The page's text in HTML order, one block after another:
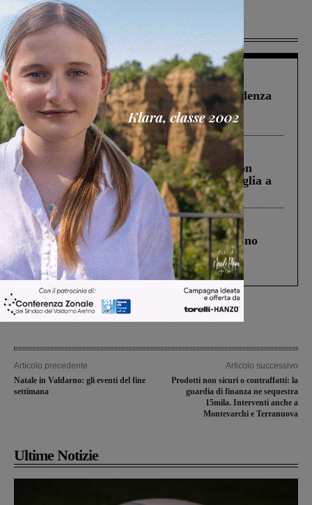
Più lette
Figline Incisa Valdarno 1 Agosto 2026
Piscina di Figline finanziata oltre la scadenza
Pnrr, il gruppo di Fratelli d’Italia: “Un
ringraziamento al Governo”
Cronaca 3 Agosto 2026
Scomparso da una struttura di Castiglion
Fiorentino l’uomo che aveva ucciso la figlia a
Levane nel 2020
Cronaca 4 Agosto 2026
Un anno fa la strage in A1 in cui morirono
Gianni, Giulia e Franco. Lo schianto, il
processo, lo stop ai sorpassi fra tir....
Articolo precedente
Natale in Valdarno: gli eventi del fine
settimana
Articolo successivo
Prodotti non sicuri o contraffatti: la
guardia di finanza ne sequestra
15mila. Interventi anche a
Montevarchi e Terranuova
Ultime Notizie